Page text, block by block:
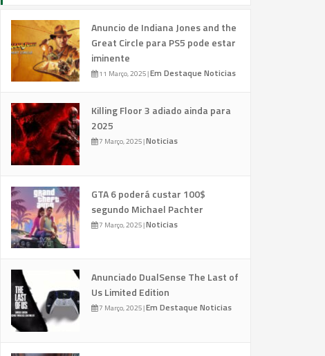
Anuncio de Indiana Jones and the
Great Circle para PS5 pode estar
iminente
11 Março, 2025|Em Destaque Noticias
Killing Floor 3 adiado ainda para
2025
7 Março, 2025|Noticias
GTA 6 poderá custar 100$
segundo Michael Pachter
7 Março, 2025|Noticias
Anunciado DualSense The Last of
Us Limited Edition
7 Março, 2025|Em Destaque Noticias